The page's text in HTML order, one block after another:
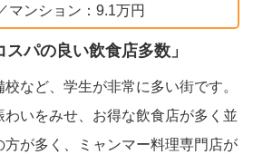
マンション：9.1万円
パの良い飲食店多数」
など、学生が非常に多い街です。
いをみせ、お得な飲食店が多く並
方が多く、ミャンマー料理専門店が